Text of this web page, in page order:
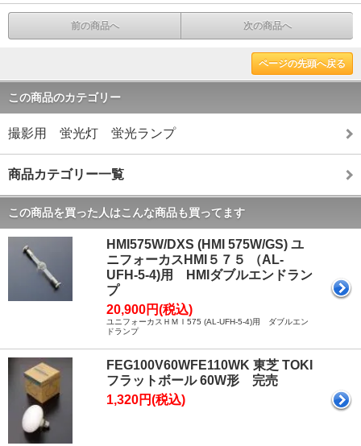
前の商品へ 次の商品へ
ページの先頭へ戻る
この商品のカテゴリー
撮影用 蛍光灯 蛍光ランプ
商品カテゴリー一覧
この商品を買った人はこんな商品も買ってます
HMI575W/DXS (HMI 575W/GS) ユ
ニフォーカスHMI５７５ （AL-
UFH-5-4)用 HMIダブルエンドラン
プ
20,900円(税込)
ユニフォーカスＨＭＩ575 (AL-UFH-5-4)用 ダブルエン
ドランプ
FEG100V60WFE110WK 東芝 TOKI
フラットボール 60W形 完売
1,320円(税込)